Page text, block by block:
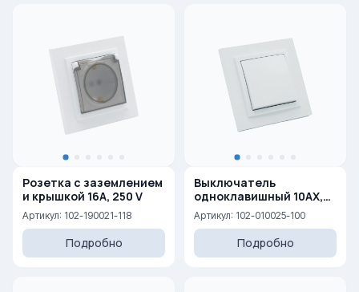
Розетка с заземлением
и крышкой 16A, 250 V
Артикул: 102-190021-118
Подробно
Выключатель
одноклавишный 10AX,
250 V
Артикул: 102-010025-100
Подробно